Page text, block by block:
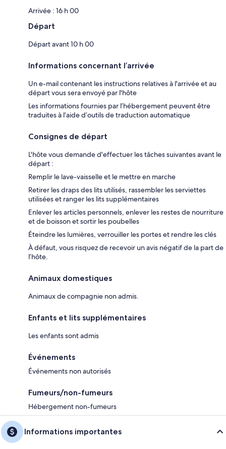
Arrivée : 16 h 00
Départ
Départ avant 10 h 00
Informations concernant l’arrivée
Un e-mail contenant les instructions relatives à l'arrivée et au
départ vous sera envoyé par l'hôte
Les informations fournies par l’hébergement peuvent être
traduites à l’aide d’outils de traduction automatique
Consignes de départ
L'hôte vous demande d'effectuer les tâches suivantes avant le
départ :
Remplir le lave-vaisselle et le mettre en marche
Retirer les draps des lits utilisés, rassembler les serviettes
utilisées et ranger les lits supplémentaires
Enlever les articles personnels, enlever les restes de nourriture
et de boisson et sortir les poubelles
Éteindre les lumières, verrouiller les portes et rendre les clés
À défaut, vous risquez de recevoir un avis négatif de la part de
l’hôte.
Animaux domestiques
Animaux de compagnie non admis.
Enfants et lits supplémentaires
Les enfants sont admis
Événements
Événements non autorisés
Fumeurs/non-fumeurs
Hébergement non-fumeurs
Informations importantes